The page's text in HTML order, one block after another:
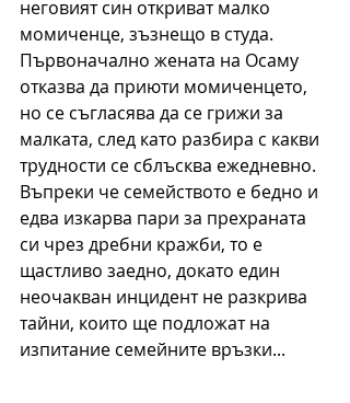
неговият син откриват малко
момиченце, зъзнещо в студа.
Първоначално жената на Осаму
отказва да приюти момиченцето,
но се съгласява да се грижи за
малката, след като разбира с какви
трудности се сблъсква ежедневно.
Въпреки че семейството е бедно и
едва изкарва пари за прехраната
си чрез дребни кражби, то е
щастливо заедно, докато един
неочакван инцидент не разкрива
тайни, които ще подложат на
изпитание семейните връзки...